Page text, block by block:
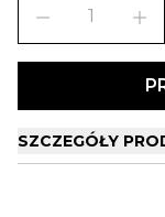
remove add
SZCZEGÓŁY